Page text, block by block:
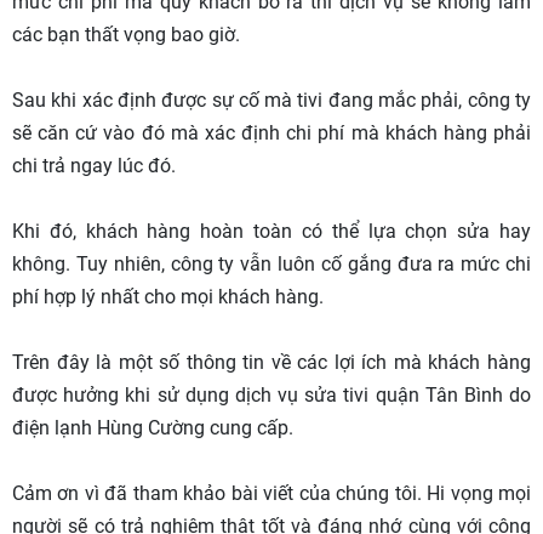
các bạn thất vọng bao giờ.
Sau khi xác định được sự cố mà tivi đang mắc phải, công ty
sẽ căn cứ vào đó mà xác định chi phí mà khách hàng phải
chi trả ngay lúc đó.
Khi đó, khách hàng hoàn toàn có thể lựa chọn sửa hay
không. Tuy nhiên, công ty vẫn luôn cố gắng đưa ra mức chi
phí hợp lý nhất cho mọi khách hàng.
Trên đây là một số thông tin về các lợi ích mà khách hàng
được hưởng khi sử dụng dịch vụ sửa tivi quận Tân Bình do
điện lạnh Hùng Cường cung cấp.
Cảm ơn vì đã tham khảo bài viết của chúng tôi. Hi vọng mọi
người sẽ có trả nghiệm thật tốt và đáng nhớ cùng với công